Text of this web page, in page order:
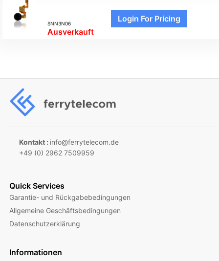
SNN3N06
Ausverkauft
Login For Pricing
Kontakt : info@ferrytelecom.de
+49 (0) 2962 7509959
Quick Services
Garantie- und Rückgabebedingungen
Allgemeine Geschäftsbedingungen
Datenschutzerklärung
Informationen